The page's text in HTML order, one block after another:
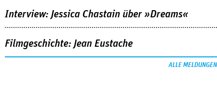
Interview: Jessica Chastain über »Dreams«
Filmgeschichte: Jean Eustache
ALLE MELDUNGEN